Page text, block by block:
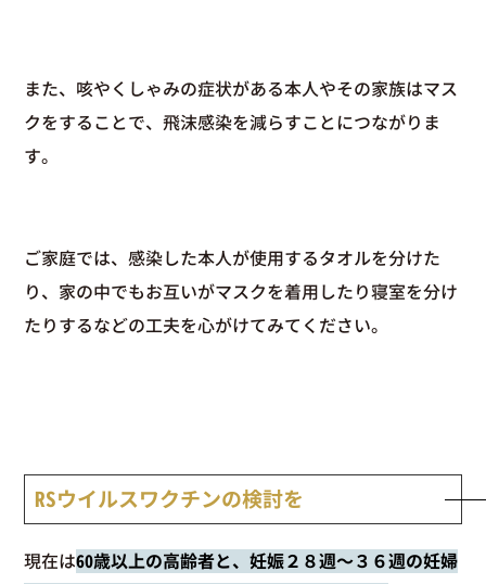
また、咳やくしゃみの症状がある本人やその家族はマス
クをすることで、飛沫感染を減らすことにつながりま
す。
ご家庭では、感染した本人が使用するタオルを分けた
り、家の中でもお互いがマスクを着用したり寝室を分け
たりするなどの工夫を心がけてみてください。
RSウイルスワクチンの検討を
現在は60歳以上の高齢者と、妊娠２８週〜３６週の妊婦